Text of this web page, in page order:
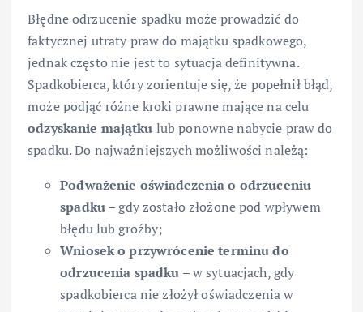
Błędne odrzucenie spadku może prowadzić do
faktycznej utraty praw do majątku spadkowego,
jednak często nie jest to sytuacja definitywna.
Spadkobierca, który zorientuje się, że popełnił błąd,
może podjąć różne kroki prawne mające na celu
odzyskanie majątku lub ponowne nabycie praw do
spadku. Do najważniejszych możliwości należą:
Podważenie oświadczenia o odrzuceniu
spadku– gdy zostało złożone pod wpływem
błędu lub groźby;
Wniosek o przywrócenie terminu do
odrzucenia spadku – w sytuacjach, gdy
spadkobierca nie złożył oświadczenia w